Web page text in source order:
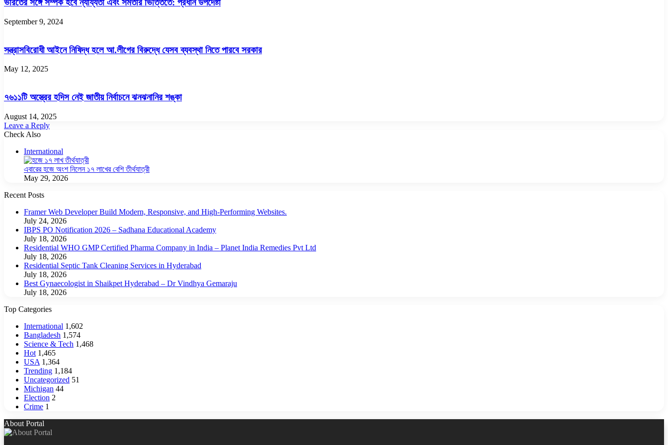
ভারতের সঙ্গে সম্পর্ক হবে ন্যায্যতা এবং সমতার ভিত্তিতে: প্রধান উপদেষ্টা
September 9, 2024
সন্ত্রাসবিরোধী আইনে নিষিদ্ধ হলে আ.লীগের বিরুদ্ধে যেসব ব্যবস্থা নিতে পারবে সরকার
May 12, 2025
৭৬১১টি অস্ত্রের হদিস নেই জাতীয় নির্বাচনে ঝনঝনানির শঙ্কা
August 14, 2025
Leave a Reply
Check Also
International
এবারের হজে অংশ নিলেন ১৭ লাখের বেশি তীর্থযাত্রী
May 29, 2026
Recent Posts
Framer Web Developer Build Modern, Responsive, and High-Performing Websites.
July 24, 2026
IBPS PO Notification 2026 – Sadhana Educational Academy
July 18, 2026
Residential WHO GMP Certified Pharma Company in India – Planet India Remedies Pvt Ltd
July 18, 2026
Residential Septic Tank Cleaning Services in Hyderabad
July 18, 2026
Best Gynaecologist in Shaikpet Hyderabad – Dr Vindhya Gemaraju
July 18, 2026
Top Categories
International 1,602
Bangladesh 1,574
Science & Tech 1,468
Hot 1,465
USA 1,364
Trending 1,184
Uncategorized 51
Michigan 44
Election 2
Crime 1
About Portal